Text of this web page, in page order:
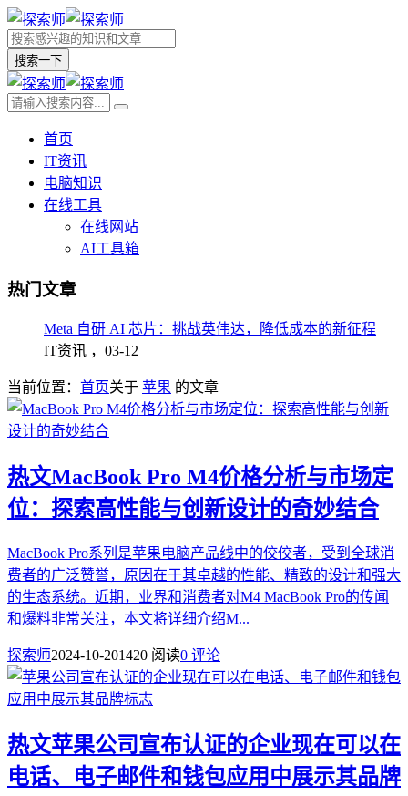
搜索一下
首页
IT资讯
电脑知识
在线工具
在线网站
AI工具箱
热门文章
Meta 自研 AI 芯片：挑战英伟达，降低成本的新征程
IT资讯 ， 03-12
当前位置： 首页关于 苹果 的文章
热文MacBook Pro M4价格分析与市场定
位：探索高性能与创新设计的奇妙结合
MacBook Pro系列是苹果电脑产品线中的佼佼者，受到全球消
费者的广泛赞誉，原因在于其卓越的性能、精致的设计和强大
的生态系统。近期，业界和消费者对M4 MacBook Pro的传闻
和爆料非常关注，本文将详细介绍M...
探索师2024-10-201420 阅读0 评论
热文苹果公司宣布认证的企业现在可以在
电话、电子邮件和钱包应用中展示其品牌